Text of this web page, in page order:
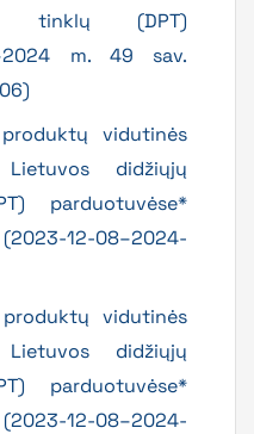
tinklų (DPT)
m. 49 sav.
vidutinės
didžiųjų
parduotuvėse*
12-08–2024-
vidutinės
didžiųjų
parduotuvėse*
12-08–2024-